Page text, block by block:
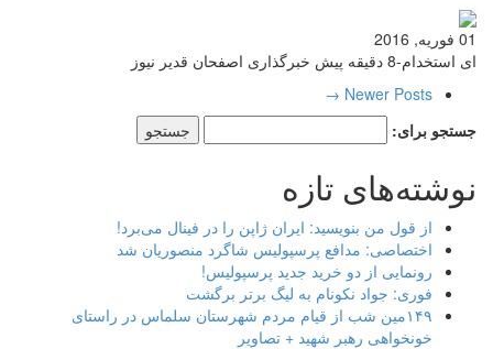
01 فوریه, 2016
ای استخدام-8 دقیقه پیش خبرگذاری اصفحان قدیر نیوز
Newer Posts →
جستجو برای:
نوشته‌های تازه
از قول من بنویسید: ایران ژاپن را در فینال می‌برد!
اختصاصی: مدافع پرسپولیس شاگرد منصوریان شد
رونمایی از دو خرید جدید پرسپولیس!
فوری: جواد نکونام به لیگ برتر برگشت
۱۴۹مین شب از قیام مردم شهرستان سلماس در راستای
خونخواهی رهبر شهید + تصاویر